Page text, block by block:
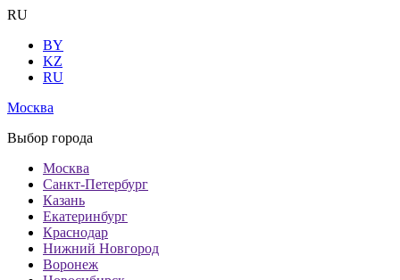
RU
BY
KZ
RU
Москва
Выбор города
Москва
Санкт-Петербург
Казань
Екатеринбург
Краснодар
Нижний Новгород
Воронеж